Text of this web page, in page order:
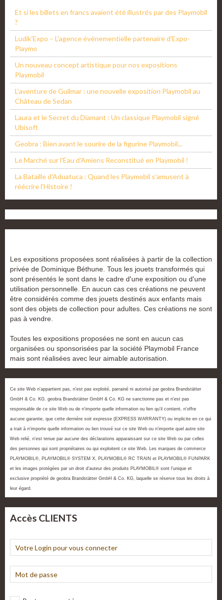
Et si les billets en francs avaient été illustrés par des Playmobil
?
Ludik'Expo – L'agence événementielle partenaire d'Expo-
Playmo
Un nouveau concept artistique pour nos expositions
Playmobil
L'aventure de Guilmar : une nouvelle exposition Playmobil au
Château de Sedan
Laura et le Secret du Diamant : Un classique Playmobil signé
Ubisoft
Geobra : Bien avant le sourire de la figurine Playmobil...
Le Marché sur l'Eau d'Amiens Reconstitué en Playmobil !
La Bataille d'Aduatuca : Quand les Playmobil s'amusent à
réécrire l'Histoire !
Les expositions proposées sont réalisées à partir de la collection
privée de Dominique Béthune. Tous les jouets transformés qui
sont présentés le sont dans le cadre d'une exposition ou d'une
utilisation personnelle. En aucun cas ces créations ne peuvent
être considérés comme des jouets destinés aux enfants mais
sont des objets de collection pour adultes. Ces créations ne sont
pas à vendre.
Toutes les expositions proposées ne sont en aucun cas
organisées ou sponsorisées par la société Playmobil France
mais sont réalisées avec leur aimable autorisation.
Ce site Web n'appartient pas, n'est pas exploité, parrainé ni autorisé par geobra Brandstätter
GmbH & Co. KG. geobra Brandstätter GmbH & Co. KG ne sanctionne pas et n'est pas
responsable de ce site Web ou de n'importe quelle information ou lien qu'il contient, n'offre
aucune garantie, que cette dernière soit expresse (EXPRESS WARRANTY) ou implicite en ce qui
a trait à n'importe quelle information ou lien trouvé sur ce site Web ou n'importe quel autre site
Web relié, n'est tenue par aucune des déclarations apparaissant sur ce site Web ou par celles
des personnes qui sont propriétaires ou qui exploitent ce site Web. Les marques de commerce
PLAYMOBIL®, PLAYMOBIL® SYSTEM X, PLAYMOBIL® RC TRAIN et PLAYMOBIL® FUNPARK
et les images protégées par un droit d'auteur des produits PLAYMOBIL® sont l'unique et
exclusive propriété de geobra Brandstätter GmbH & Co. KG, laquelle se réserve tous les droits à
leur égard.
Accès CLIENTS